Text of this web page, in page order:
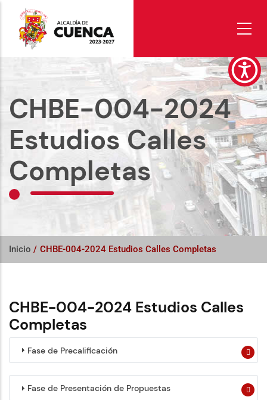
contenido
principal
CHBE-004-2024
Estudios Calles
Completas
Inicio / CHBE-004-2024 Estudios Calles Completas
CHBE-004-2024 Estudios Calles
Completas
Fase de Precalificación
Fase de Presentación de Propuestas